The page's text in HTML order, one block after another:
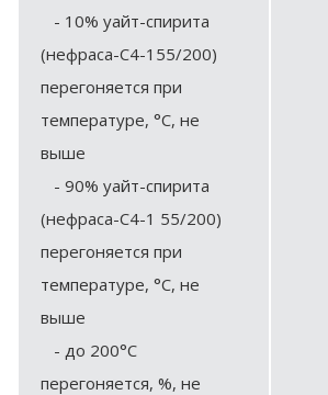
- 10% уайт-спирита
(нефраса-С4-155/200)
перегоняется при
температуре, °С, не
выше
- 90% уайт-спирита
(нефраса-С4-1 55/200)
перегоняется при
температуре, °С, не
выше
- до 200°С
перегоняется, %, не